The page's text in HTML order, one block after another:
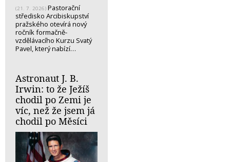
(21. 7. 2026) Pastorační
středisko Arcibiskupství
pražského otevírá nový
ročník formačně-
vzdělávacího Kurzu Svatý
Pavel, který nabízí…
Astronaut J. B.
Irwin: to že Ježíš
chodil po Zemi je
víc, než že jsem já
chodil po Měsíci